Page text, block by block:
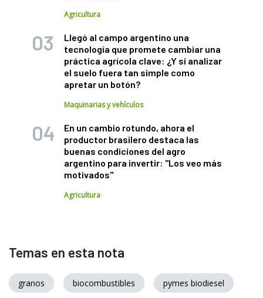
Agricultura
Llegó al campo argentino una
tecnología que promete cambiar una
práctica agrícola clave: ¿Y si analizar
el suelo fuera tan simple como
apretar un botón?
Maquinarias y vehículos
En un cambio rotundo, ahora el
productor brasilero destaca las
buenas condiciones del agro
argentino para invertir: "Los veo más
motivados"
Agricultura
Temas en esta nota
granos biocombustibles pymes biodiesel